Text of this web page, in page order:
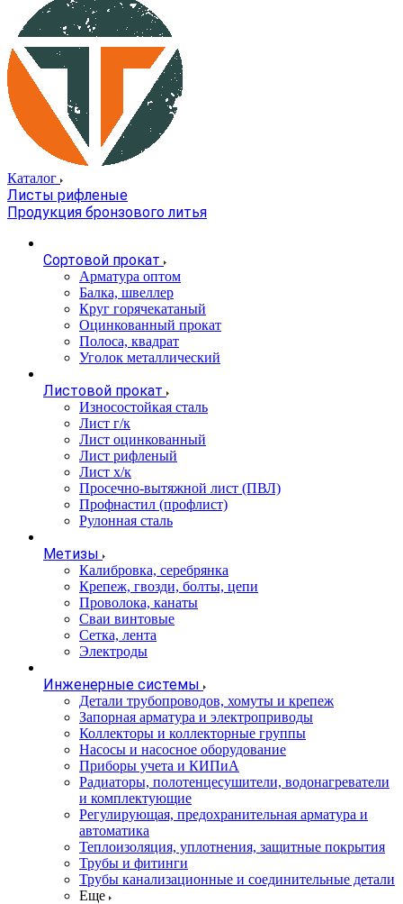
Каталог
Листы рифленые
Продукция бронзового литья
Сортовой прокат
Арматура оптом
Балка, швеллер
Круг горячекатаный
Оцинкованный прокат
Полоса, квадрат
Уголок металлический
Листовой прокат
Износостойкая сталь
Лист г/к
Лист оцинкованный
Лист рифленый
Лист х/к
Просечно-вытяжной лист (ПВЛ)
Профнастил (профлист)
Рулонная сталь
Метизы
Калибровка, серебрянка
Крепеж, гвозди, болты, цепи
Проволока, канаты
Сваи винтовые
Сетка, лента
Электроды
Инженерные системы
Детали трубопроводов, хомуты и крепеж
Запорная арматура и электроприводы
Коллекторы и коллекторные группы
Насосы и насосное оборудование
Приборы учета и КИПиА
Радиаторы, полотенцесушители, водонагреватели
и комплектующие
Регулирующая, предохранительная арматура и
автоматика
Теплоизоляция, уплотнения, защитные покрытия
Трубы и фитинги
Трубы канализационные и соединительные детали
Еще